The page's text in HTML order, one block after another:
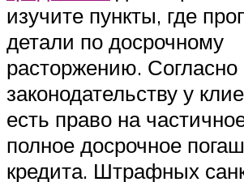
изучите пункты, где
детали по досрочному
расторжению. Согласно
законодательству у
есть право на
полное досрочное
кредита. Штрафных